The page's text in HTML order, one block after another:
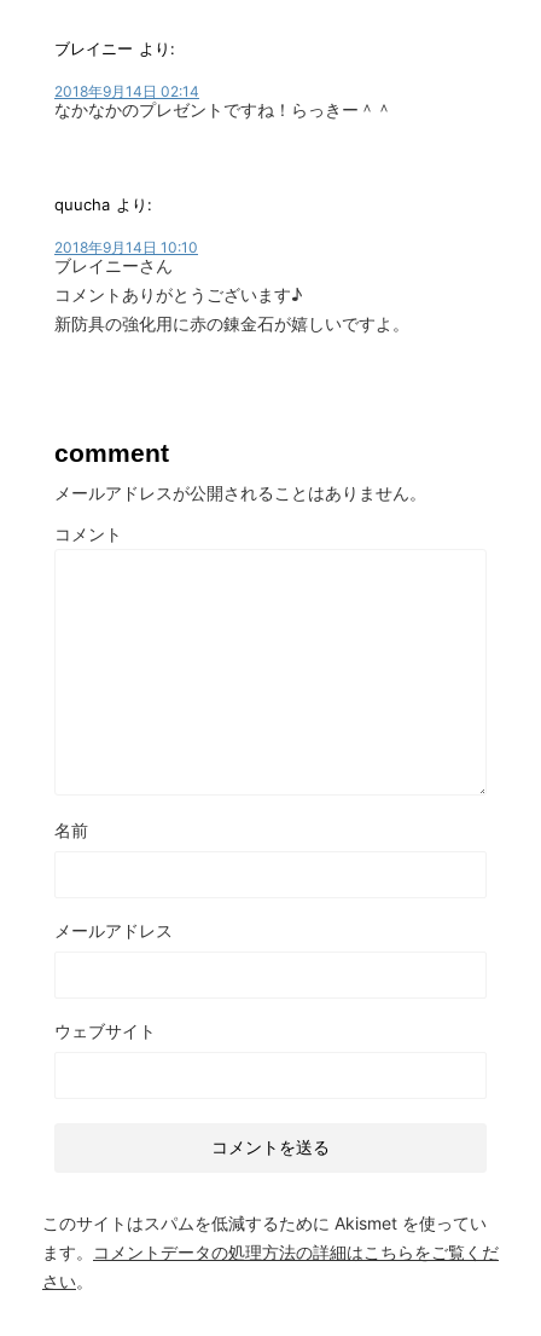
ブレイニー より:
2018年9月14日 02:14
なかなかのプレゼントですね！らっきー＾＾
quucha より:
2018年9月14日 10:10
ブレイニーさん
コメントありがとうございます♪
新防具の強化用に赤の錬金石が嬉しいですよ。
comment
メールアドレスが公開されることはありません。
コメント
名前
メールアドレス
ウェブサイト
このサイトはスパムを低減するために Akismet を使ってい
ます。
コメントデータの処理方法の詳細はこちらをご覧くだ
さい。